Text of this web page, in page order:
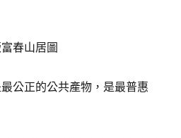
春山居圖
公正的公共產物，是最普惠